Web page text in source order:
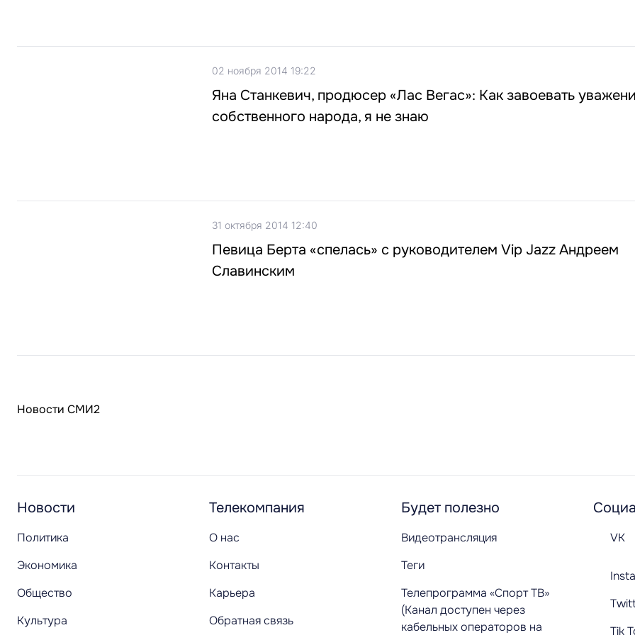
02 ноября 2014 19:22
Яна Станкевич, продюсер «Лас Вегас»: Как завоевать
собственного народа, я не знаю
31 октября 2014 12:40
Певица Берта «спелась» с руководителем Vip Jazz Андреем
Славинским
Новости СМИ2
Новости
Политика
Экономика
Общество
Культура
Телекомпания
О нас
Контакты
Карьера
Обратная связь
Будет полезно
Видеотрансляция
Теги
Телепрограмма «Спорт ТВ»
(Канал доступен через
кабельных операторов на
VK
Tik